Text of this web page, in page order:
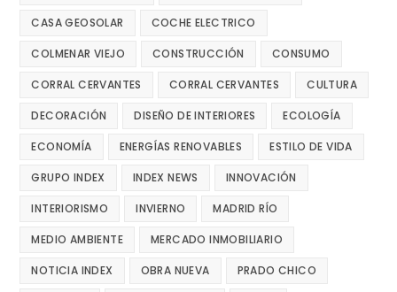
CASA GEOSOLAR COCHE ELECTRICO
COLMENAR VIEJO CONSTRUCCIÓN CONSUMO
CORRAL CERVANTES CORRAL CERVANTES CULTURA
DECORACIÓN DISEÑO DE INTERIORES ECOLOGÍA
ECONOMÍA ENERGÍAS RENOVABLES ESTILO DE VIDA
GRUPO INDEX INDEX NEWS INNOVACIÓN
INTERIORISMO INVIERNO MADRID RÍO
MEDIO AMBIENTE MERCADO INMOBILIARIO
NOTICIA INDEX OBRA NUEVA PRADO CHICO